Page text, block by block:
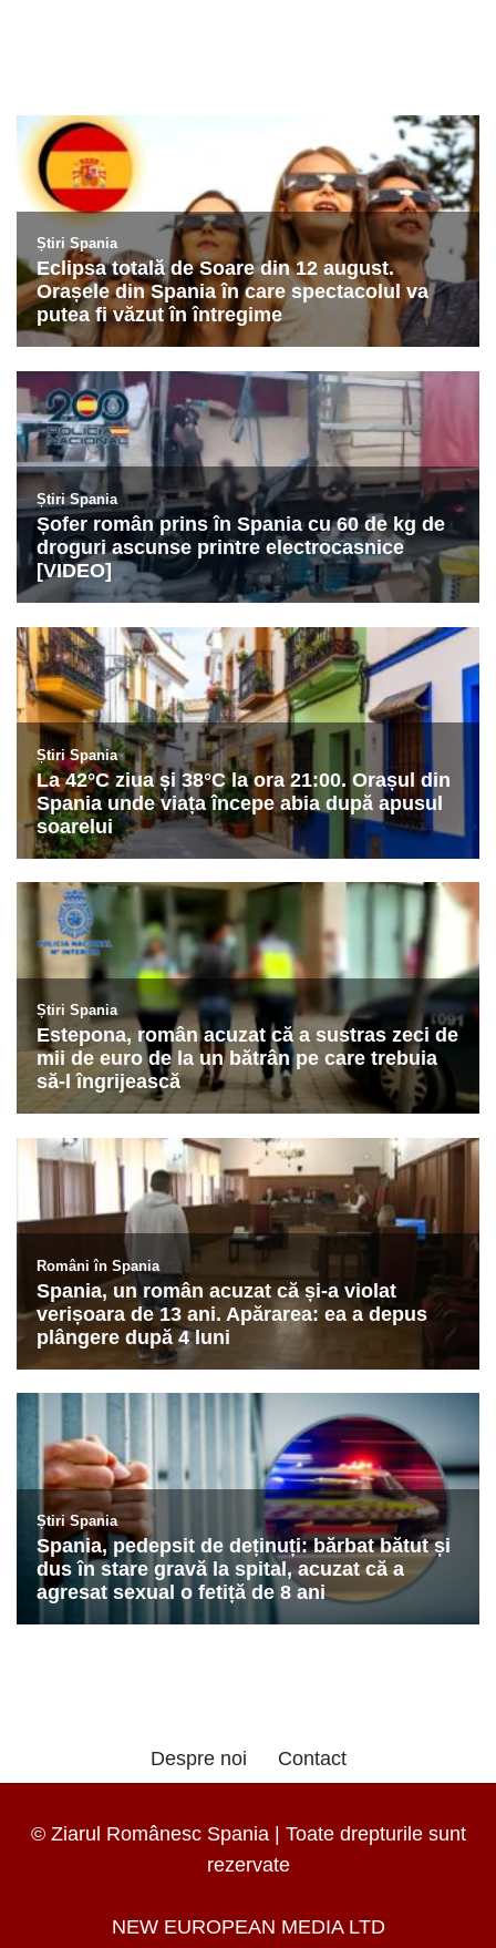
Despre noi Contact
© Ziarul Românesc Spania | Toate drepturile sunt
rezervate
NEW EUROPEAN MEDIA LTD